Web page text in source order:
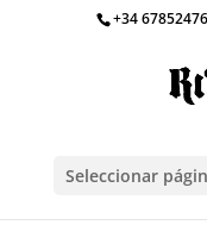
+34
Seleccionar